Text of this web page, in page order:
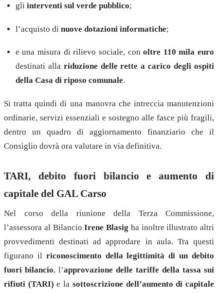
gli interventi sul verde pubblico;
l’acquisto di nuove dotazioni informatiche;
e una misura di rilievo sociale, conoltre 110 mila euro
destinati alla riduzione delle rette a carico degli ospiti
della Casa di riposo comunale.
Si tratta quindi di una manovra che intreccia manutenzioni
ordinarie, servizi essenziali e sostegno alle fasce più fragili,
dentro un quadro di aggiornamento finanziario che il
Consiglio dovrà ora valutare in via definitiva.
TARI, debito fuori bilancio e aumento di
capitale del GAL Carso
Nel corso della riunione della Terza Commissione,
l’assessora al BilancioIrene Blasig ha inoltre illustrato altri
provvedimenti destinati ad approdare in aula. Tra questi
figurano il riconoscimento della legittimità di un debito
fuori bilancio, l’approvazione delle tariffe della tassa sui
rifiuti (TARI) e la sottoscrizione dell’aumento di capitale